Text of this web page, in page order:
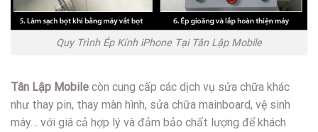
Quy Trình Ép Kính iPhone Tại Tân Lập Mobile
Tân Lập Mobile còn cung cấp các dịch vụ sửa chữa khác
như thay pin, thay màn hình, sửa chữa mainboard, vệ sinh
máy… với giá cả hợp lý và đảm bảo chất lượng để khách